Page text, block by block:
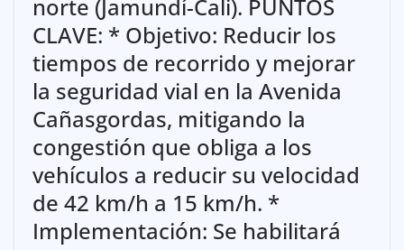
norte (Jamundí-Cali). PUNTOS
CLAVE: * Objetivo: Reducir los
tiempos de recorrido y mejorar
la seguridad vial en la Avenida
Cañasgordas, mitigando la
congestión que obliga a los
vehículos a reducir su velocidad
de 42 km/h a 15 km/h. *
Implementación: Se habilitará